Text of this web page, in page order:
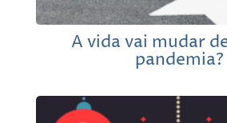
A vida vai mudar
pandemia?